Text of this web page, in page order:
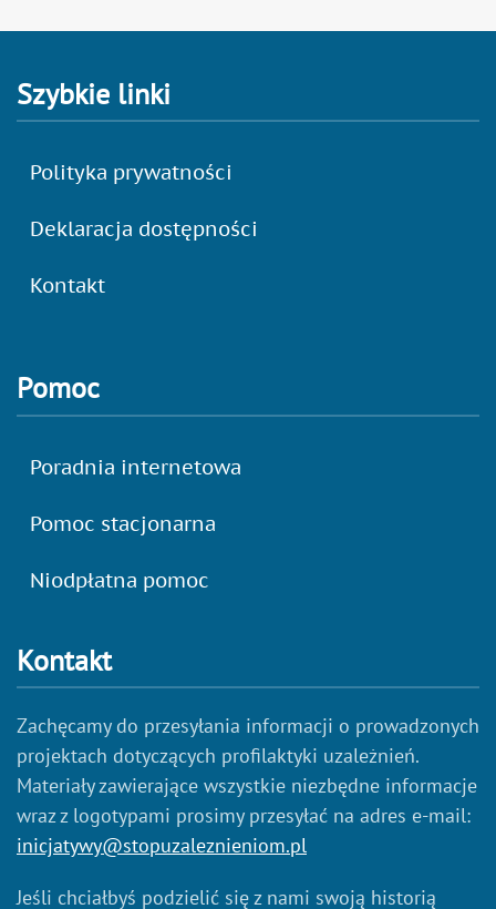
Szybkie linki
Polityka prywatności
Deklaracja dostępności
Kontakt
Pomoc
Poradnia internetowa
Pomoc stacjonarna
Niodpłatna pomoc
Kontakt
Zachęcamy do przesyłania informacji o prowadzonych
projektach dotyczących profilaktyki uzależnień.
Materiały zawierające wszystkie niezbędne informacje
wraz z logotypami prosimy przesyłać na adres e-mail:
inicjatywy@stopuzaleznieniom.pl
Jeśli chciałbyś podzielić się z nami swoją historią